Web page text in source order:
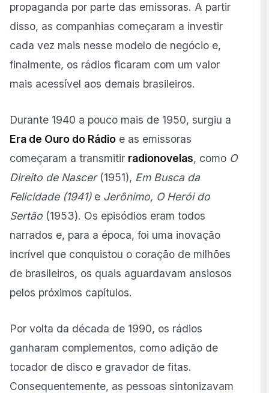
propaganda por parte das emissoras. A partir
disso, as companhias começaram a investir
cada vez mais nesse modelo de negócio e,
finalmente, os rádios ficaram com um valor
mais acessível aos demais brasileiros.
Durante 1940 a pouco mais de 1950, surgiu a
Era de Ouro do Rádio e as emissoras
começaram a transmitir radionovelas, como O
Direito de Nascer(1951), Em Busca da
Felicidade (1941)e Jerônimo, O Herói do
Sertão (1953). Os episódios eram todos
narrados e, para a época, foi uma inovação
incrível que conquistou o coração de milhões
de brasileiros, os quais aguardavam ansiosos
pelos próximos capítulos.
Por volta da década de 1990, os rádios
ganharam complementos, como adição de
tocador de disco e gravador de fitas.
Consequentemente, as pessoas sintonizavam